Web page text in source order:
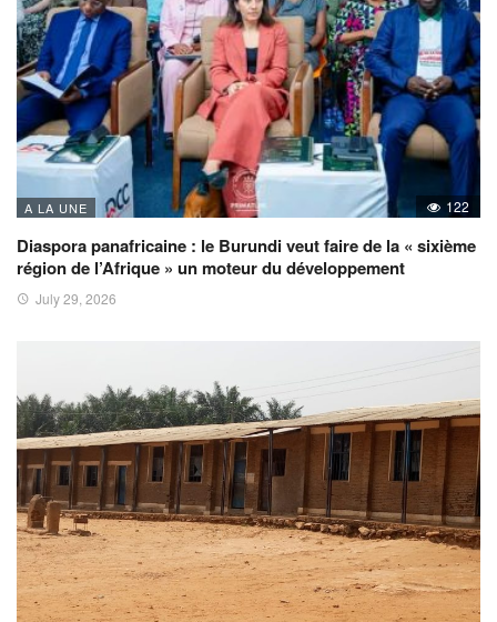
A LA UNE 122
Diaspora panafricaine : le Burundi veut faire de la « sixième
région de l’Afrique » un moteur du développement
July 29, 2026